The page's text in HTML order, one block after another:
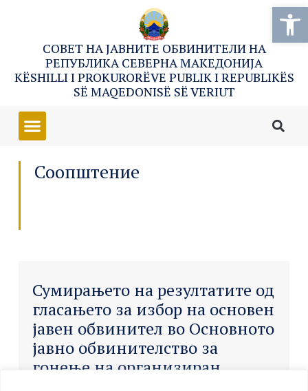
СОВЕТ НА ЈАВНИТЕ ОБВИНИТЕЛИ НА
РЕПУБЛИКА СЕВЕРНА МАКЕДОНИЈА
KËSHILLI I PROKURORËVE PUBLIK I REPUBLIKËS
SË MAQEDONISË SË VERIUT
Соопштение
Сумирањето на резултатите од
гласањето за избор на основен
јавен обвинител во Основното
јавно обвинителство за
гонење на организиран